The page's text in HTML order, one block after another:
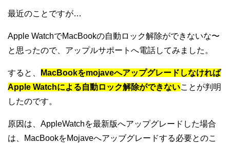
最近のことですが…
Apple WatchでMacBookの自動ロック解除ができないな〜
と思ったので、アップルサポートへ電話してみました。
すると、
MacBookをmojaveへアップグレードしなければ
Apple Watchによる自動ロック解除ができないことが判明
したのです。
原因は、AppleWatchを最新版へアップグレードした場合
は、MacBookをMojaveへアッブグレードする必要とのこ